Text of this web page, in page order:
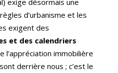
d’urbanisme et les
exigent des
et des calendriers
l’appréciation immobilière
derrière nous ; c’est le